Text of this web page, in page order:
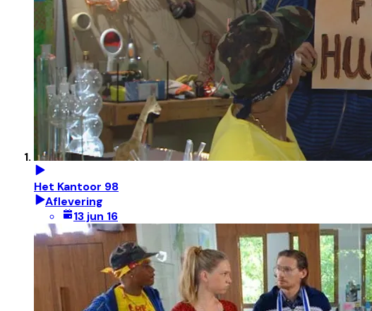
Het Kantoor 98
Aflevering
13 jun 16